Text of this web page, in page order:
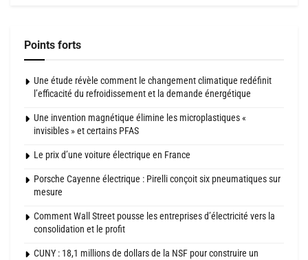
Points forts
Une étude révèle comment le changement climatique redéfinit
l’efficacité du refroidissement et la demande énergétique
Une invention magnétique élimine les microplastiques «
invisibles » et certains PFAS
Le prix d’une voiture électrique en France
Porsche Cayenne électrique : Pirelli conçoit six pneumatiques sur
mesure
Comment Wall Street pousse les entreprises d’électricité vers la
consolidation et le profit
CUNY : 18,1 millions de dollars de la NSF pour construire un